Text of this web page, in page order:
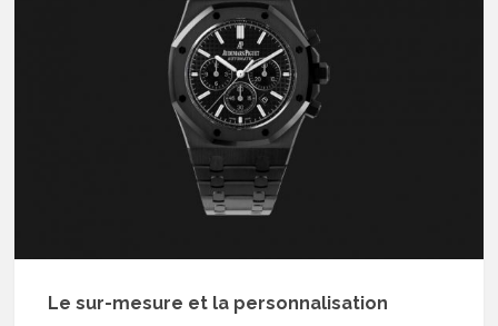
Le sur-mesure et la personnalisation